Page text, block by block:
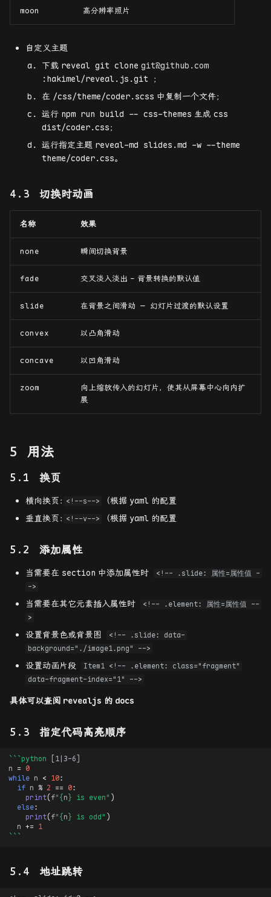
moon 高分辨率照片
自定义主题
下载 reveal git clone git@github.com
:hakimel/reveal.js.git ；
在 /css/theme/coder.scss 中复制一个文件；
运行 npm run build -- css-themes 生成 css
dist/coder.css；
运行指定主题 reveal-md slides.md -w --theme
theme/coder.css。
切换时动画
名称 效果
none 瞬间切换背景
fade 交叉淡入淡出 - 背景转换的默认值
slide 在背景之间滑动 — 幻灯片过渡的默认设置
convex 以凸角滑动
concave 以凹角滑动
zoom
向上缩放传入的幻灯片，使其从屏幕中心向内扩
展
用法
换页
横向换页：<!--s--> （根据 yaml 的配置
垂直换页：<!--v--> （根据 yaml 的配置
添加属性
当需要在 section 中添加属性时
<!-- .slide: 属性=属性值 -
->
当需要在其它元素插入属性时
<!-- .element: 属性=属性值 --
>
设置背景色或背景图
<!-- .slide: data-
background="./image1.png" -->
设置动画片段
Item1 <!-- .element: class="fragment"
data-fragment-index="1" -->
具体可以查阅 revealjs 的 docs
指定代码高亮顺序
```python
n = 0
while n < 10:
if n % 2 == 0:
print(f"{n} is even" )
else:
print(f"{n} is odd" )
n += 1
```
地址跳转